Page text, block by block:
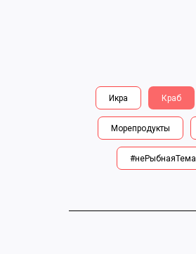
Икра Краб
Морепродукты
#неРыбнаяТема